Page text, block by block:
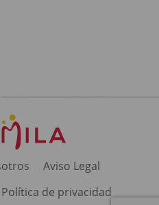
Aviso Legal
Política de privacidad